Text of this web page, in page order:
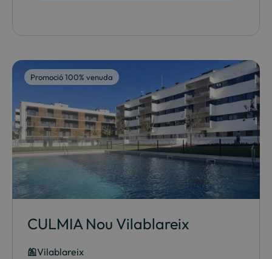
Promoció 100% venuda
CULMIA Nou Vilablareix
Vilablareix